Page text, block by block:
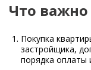
Что
Покупка
застройщика,
порядка оплаты